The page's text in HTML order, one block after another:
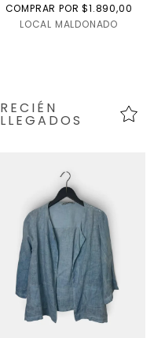
COMPRAR POR $1.890,00
LOCAL MALDONADO
RECIÉN
LLEGADOS